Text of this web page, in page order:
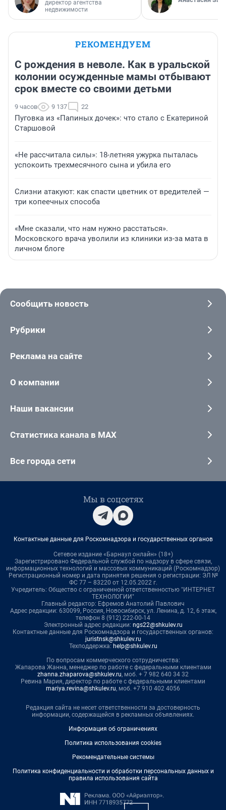
директор агентства
недвижимости
РЕКОМЕНДУЕМ
С рождения в неволе. Как в уральской
колонии осужденные мамы отбывают
срок вместе со своими детьми
9 часов 9 137 22
Пуговка из «Папиных дочек»: что стало с Екатериной
Старшовой
«Не рассчитала силы»: 18-летняя ужурка пыталась
успокоить трехмесячного сына и убила его
Слизни атакуют: как спасти цветник от вредителей —
три копеечных способа
«Мне сказали, что нам нужно расстаться».
Московского врача уволили из клиники из-за мата в
личном блоге
Сообщить новость
Рубрики
Реклама на сайте
О компании
Наши вакансии
Статистика канала в MAX
Все города сети
Мы в соцсетях
Контактные данные для Роскомнадзора и государственных органов
Сетевое издание «Барнаул онлайн» (18+)
Зарегистрировано Федеральной службой по надзору в сфере связи,
информационных технологий и массовых коммуникаций (Роскомнадзор)
Регистрационный номер и дата принятия решения о регистрации: ЭЛ №
ФС 77 – 83220 от 12.05.2022 г.
Учредитель: Общество с ограниченной ответственностью "ИНТЕРНЕТ
ТЕХНОЛОГИИ"
Главный редактор: Ефремов Анатолий Павлович
Адрес редакции: 630099, Россия, Новосибирск, ул. Ленина, д. 12, 6 этаж,
телефон 8 (912) 222-00-14
Электронный адрес редакции: ngs22@shkulev.ru
Контактные данные для Роскомнадзора и государственных органов:
juristnsk@shkulev.ru
Техподдержка: help@shkulev.ru
По вопросам коммерческого сотрудничества:
Жапарова Жанна, менеджер по работе с федеральными клиентами
zhanna.zhaparova@shkulev.ru, моб. + 7 982 640 34 32
Ревина Мария, директор по работе с федеральными клиентами
mariya.revina@shkulev.ru, моб. +7 910 402 4056
Редакция сайта не несет ответственности за достоверность
информации, содержащейся в рекламных объявлениях.
Информация об ограничениях
Политика использования cookies
Рекомендательные системы
Политика конфиденциальности и обработки персональных данных и
правила использования сайта